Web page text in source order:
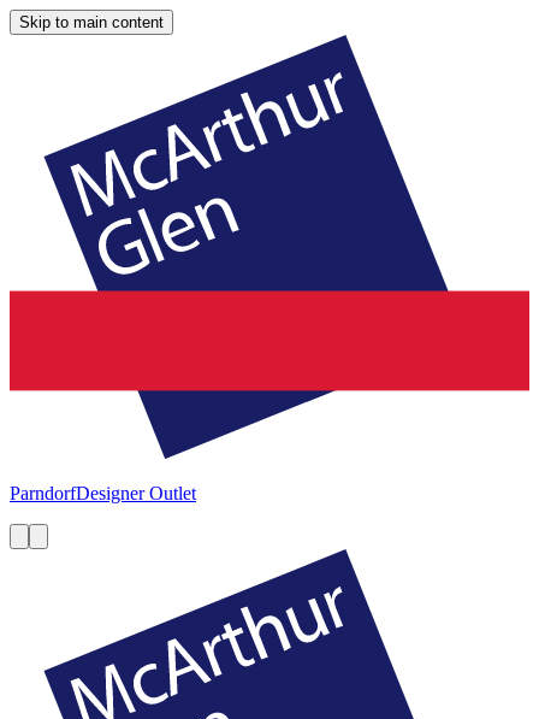
Skip to main content
ParndorfDesigner Outlet